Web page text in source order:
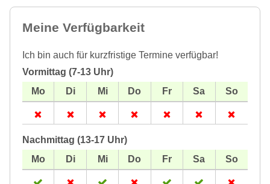
Meine Verfügbarkeit
Ich bin auch für kurzfristige Termine verfügbar!
Vormittag (7-13 Uhr)
Nachmittag (13-17 Uhr)